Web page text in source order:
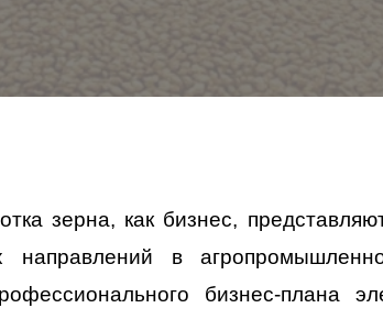
зерна, как бизнес,
направлений в
бизнес-плана